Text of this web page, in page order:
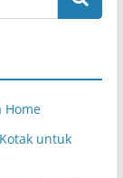
Home
untuk